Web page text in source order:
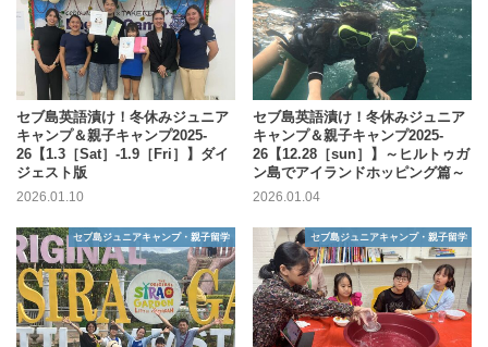
セブ島英語漬け！冬休みジュニア
キャンプ＆親子キャンプ2025-
26【1.3［Sat］-1.9［Fri］】ダイ
ジェスト版
2026.01.10
セブ島英語漬け！冬休みジュニア
キャンプ＆親子キャンプ2025-
26【12.28［sun］】～ヒルトゥガ
ン島でアイランドホッピング篇～
2026.01.04
セブ島ジュニアキャンプ・親子留学 セブ島ジュニアキャンプ・親子留学